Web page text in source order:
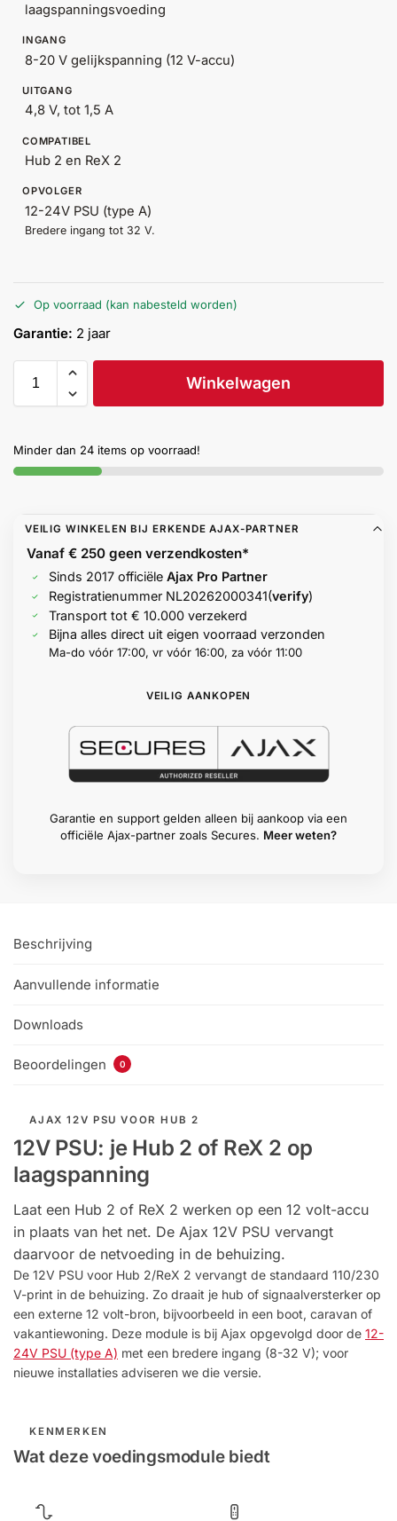
laagspanningsvoeding
INGANG
8-20 V gelijkspanning (12 V-accu)
UITGANG
4,8 V, tot 1,5 A
COMPATIBEL
Hub 2 en ReX 2
OPVOLGER
12-24V PSU (type A)
Bredere ingang tot 32 V.
Op voorraad (kan nabesteld worden)
Garantie: 2 jaar
Winkelwagen
Minder dan 24 items op voorraad!
VEILIG WINKELEN BIJ ERKENDE AJAX-PARTNER
Vanaf € 250 geenverzendkosten*
Sinds 2017 officiële Ajax Pro Partner
Registratienummer NL20262000341(verify)
Transport tot € 10.000 verzekerd
Bijna alles direct uit eigen voorraad verzonden
Ma-do vóór 17:00, vr vóór 16:00, za vóór 11:00
VEILIG AANKOPEN
Garantie en support gelden alleen bij aankoop via een
officiële Ajax-partner zoals Secures. Meer weten?
Beschrijving
Aanvullende informatie
Downloads
Beoordelingen 0
AJAX 12V PSU VOOR HUB 2
12V PSU: je Hub 2 of ReX 2 op
laagspanning
Laat een Hub 2 of ReX 2 werken op een 12 volt-accu
in plaats van het net. De Ajax 12V PSU vervangt
daarvoor de netvoeding in de behuizing.
De 12V PSU voor Hub 2/ReX 2 vervangt de standaard 110/230
V-print in de behuizing. Zo draait je hub of signaalversterker op
een externe 12 volt-bron, bijvoorbeeld in een boot, caravan of
vakantiewoning. Deze module is bij Ajax opgevolgd door de 12-
24V PSU (type A) met een bredere ingang (8-32 V); voor
nieuwe installaties adviseren we die versie.
KENMERKEN
Wat deze voedingsmodule biedt